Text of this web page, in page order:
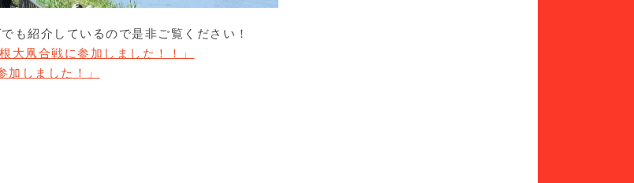
も紹介しているので是非ご覧ください！
大凧合戦に参加しました！！」
加しました！」